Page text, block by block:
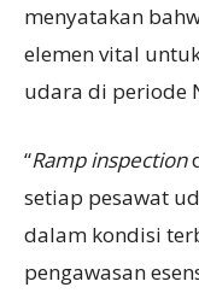
menyatakan
elemen vital
udara di periode
“Ramp inspection
setiap pesawat
dalam kondisi
pengawasan